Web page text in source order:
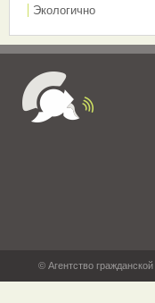
Экологично
© Агентство